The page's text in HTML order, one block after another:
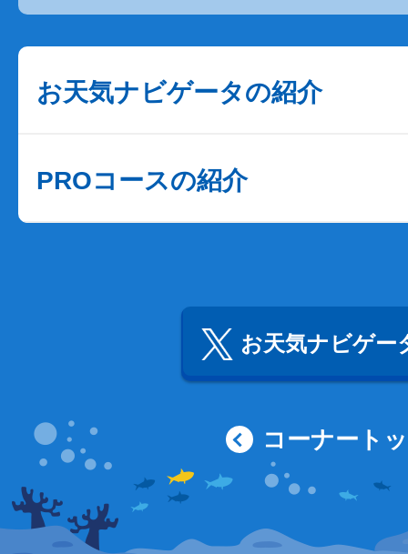
お天気ナビゲータの紹介
PROコースの紹介
お天気ナビゲー
コーナート